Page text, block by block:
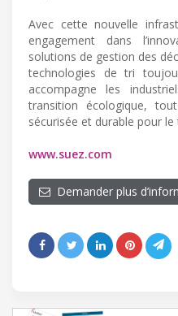
Avec cette nouvelle
engagement dans
solutions de gestion des
technologies de tri
accompagne les
transition écologique,
sécurisée et durable pour
www.suez.com
Demander plus